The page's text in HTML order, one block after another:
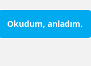
Okudum, anladım.